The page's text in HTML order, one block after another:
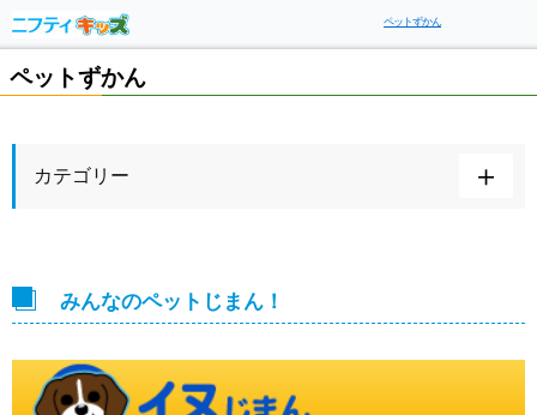
ペットずかん
ペットずかん
カテゴリー
みんなのペットじまん！